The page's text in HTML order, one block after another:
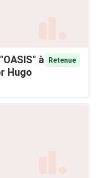
à
Hugo
Retenue